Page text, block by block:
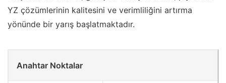
YZ çözümlerinin kalitesini ve verimliliğini artırma
yönünde bir yarış başlatmaktadır.
Anahtar Noktalar